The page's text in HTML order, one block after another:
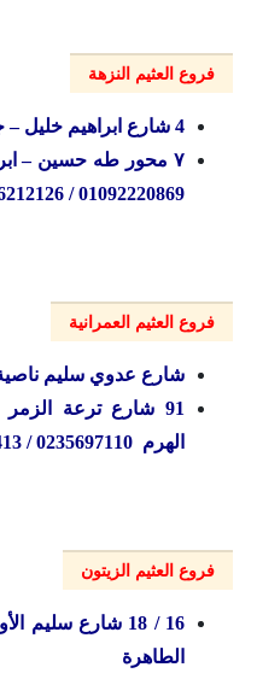
فروع العثيم النزهة
4 شارع ابراهيم خليل – جسر السويس – قباء
۷ محور طه حسين –
01092220869 / 0226212126
فروع العثيم العمرانية
شارع عدوي سليم ناصية
91 شارع ترعة
الهرم 0235697110 / 01000279413
فروع العثيم الزيتون
16 / 18 شارع
الطاهرة